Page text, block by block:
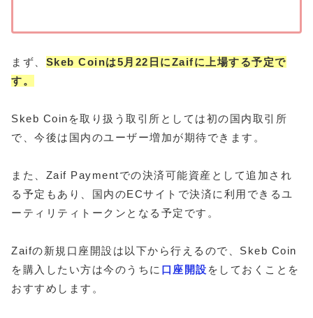
まず、 Skeb Coinは5月22日にZaifに上場する予定で
す。
Skeb Coinを取り扱う取引所としては初の国内取引所
で、今後は国内のユーザー増加が期待できます。
また、Zaif Paymentでの決済可能資産として追加され
る予定もあり、国内のECサイトで決済に利用できるユ
ーティリティトークンとなる予定です。
Zaifの新規口座開設は以下から行えるので、Skeb Coin
を購入したい方は今のうちに 口座開設 をしておくことを
おすすめします。